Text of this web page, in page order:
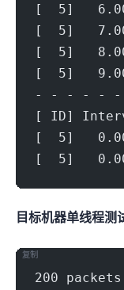
[  5]
[  5]
[  5]
[  5]
- - - - -
[ ID]
[  5]
[  5]
目标机器 IPERF3单线程
200
复制